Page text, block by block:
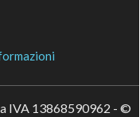
IVA 13868590962 - ©